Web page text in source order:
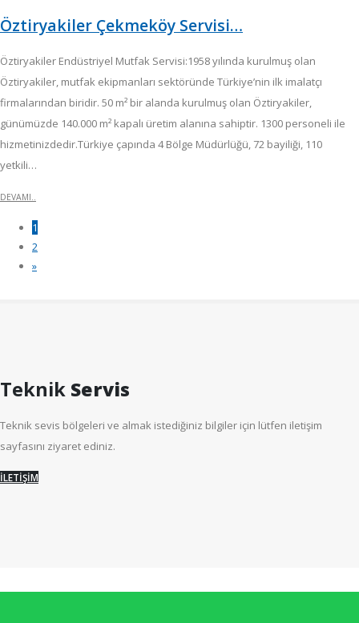
Öztiryakiler Çekmeköy Servisi…
Öztiryakiler Endüstriyel Mutfak Servisi:1958 yılında kurulmuş olan
Öztiryakiler, mutfak ekipmanları sektöründe Türkiye’nin ilk imalatçı
firmalarından biridir. 50 m² bir alanda kurulmuş olan Öztiryakiler,
günümüzde 140.000 m² kapalı üretim alanına sahiptir. 1300 personeli ile
hizmetinizdedir.Türkiye çapında 4 Bölge Müdürlüğü, 72 bayiliği, 110
yetkili…
DEVAMI..
1
2
»
Teknik Servis
Teknik sevis bölgeleri ve almak istediğiniz bilgiler için lütfen iletişim
sayfasını ziyaret ediniz.
İLETİŞİM